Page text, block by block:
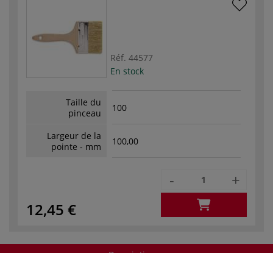
Réf. 44577
En stock
Taille du
pinceau
100
Largeur de la
pointe - mm
100,00
12,45 €
- +